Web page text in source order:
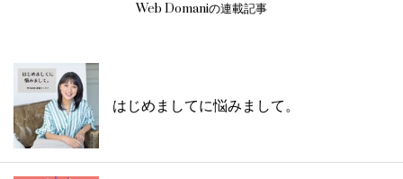
Web Domaniの連載記事
はじめましてに悩みまして。